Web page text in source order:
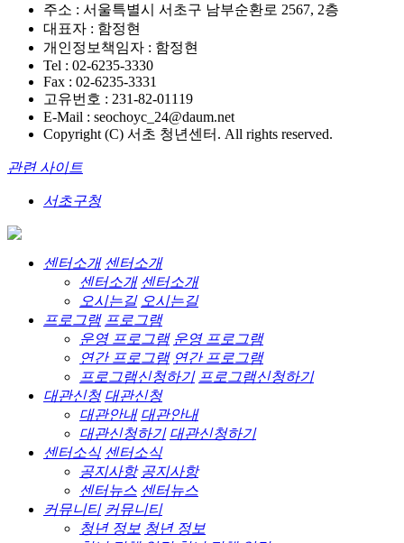
주소 : 서울특별시 서초구 남부순환로 2567, 2층
대표자 : 함정현
개인정보책임자 : 함정현
Tel : 02-6235-3330
Fax : 02-6235-3331
고유번호 : 231-82-01119
E-Mail : seochoyc_24@daum.net
Copyright (C) 서초 청년센터. All rights reserved.
관련 사이트
서초구청
센터소개 센터소개
센터소개 센터소개
오시는길 오시는길
프로그램 프로그램
운영 프로그램 운영 프로그램
연간 프로그램 연간 프로그램
프로그램신청하기 프로그램신청하기
대관신청 대관신청
대관안내 대관안내
대관신청하기 대관신청하기
센터소식 센터소식
공지사항 공지사항
센터뉴스 센터뉴스
커뮤니티 커뮤니티
청년 정보 청년 정보